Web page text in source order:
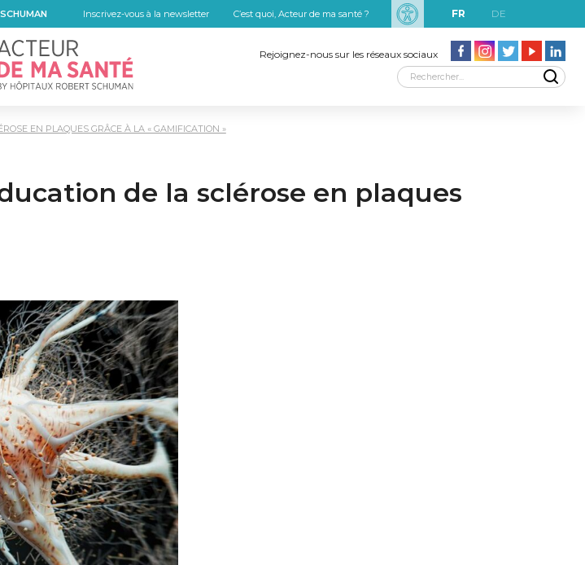
Inscrivez-vous à la newsletter C’est quoi, Acteur de ma santé ? FR DE
Acteur de ma santé, by HôpitauxRobert SchumanRejoignez-nous sur les réseaux sociaux
EN PLAQUES GRÂCE À LA « GAMIFICATION »
de la sclérose en plaques